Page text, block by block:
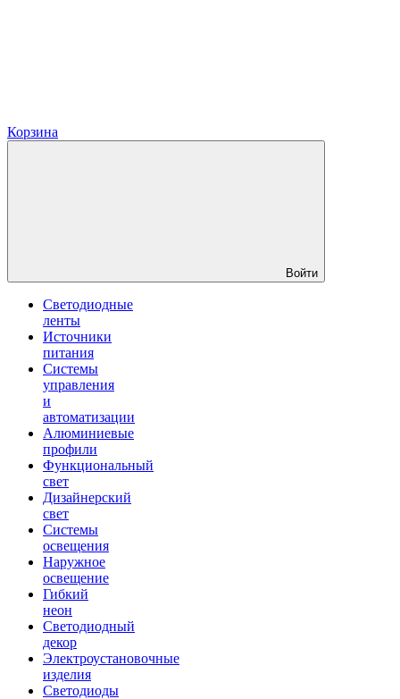
Корзина
Войти
Светодиодные
ленты
Источники
питания
Системы
управления
и
автоматизации
Алюминиевые
профили
Функциональный
свет
Дизайнерский
свет
Системы
освещения
Наружное
освещение
Гибкий
неон
Светодиодный
декор
Электроустановочные
изделия
Светодиоды